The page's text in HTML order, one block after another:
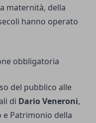
maternità, della
hanno operato
obbligatoria
del pubblico alle
di Dario Veneroni,
e Patrimonio della